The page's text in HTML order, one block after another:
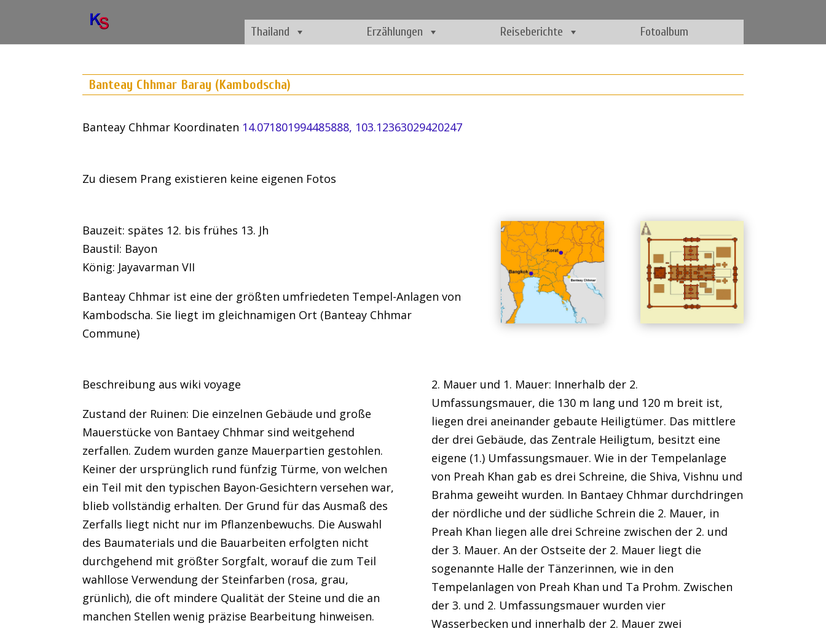
Thailand Erzählungen Reiseberichte Fotoalbum
Banteay Chhmar Baray (Kambodscha)
Banteay Chhmar Koordinaten 14.071801994485888, 103.12363029420247
Zu diesem Prang existieren keine eigenen Fotos
Bauzeit: spätes 12. bis frühes 13. Jh
Baustil: Bayon
König: Jayavarman VII
Banteay Chhmar ist eine der größten umfriedeten Tempel-Anlagen von
Kambodscha. Sie liegt im gleichnamigen Ort (Banteay Chhmar
Commune)
Beschreibung aus wiki voyage
Zustand der Ruinen: Die einzelnen Gebäude und große
Mauerstücke von Bantaey Chhmar sind weitgehend
zerfallen. Zudem wurden ganze Mauerpartien gestohlen.
Keiner der ursprünglich rund fünfzig Türme, von welchen
ein Teil mit den typischen Bayon-Gesichtern versehen war,
blieb vollständig erhalten. Der Grund für das Ausmaß des
Zerfalls liegt nicht nur im Pflanzenbewuchs. Die Auswahl
des Baumaterials und die Bauarbeiten erfolgten nicht
durchgehend mit größter Sorgfalt, worauf die zum Teil
wahllose Verwendung der Steinfarben (rosa, grau,
grünlich), die oft mindere Qualität der Steine und die an
manchen Stellen wenig präzise Bearbeitung hinweisen.
2. Mauer und 1. Mauer: Innerhalb der 2.
Umfassungsmauer, die 130 m lang und 120 m breit ist,
liegen drei aneinander gebaute Heiligtümer. Das mittlere
der drei Gebäude, das Zentrale Heiligtum, besitzt eine
eigene (1.) Umfassungsmauer. Wie in der Tempelanlage
von Preah Khan gab es drei Schreine, die Shiva, Vishnu und
Brahma geweiht wurden. In Bantaey Chhmar durchdringen
der nördliche und der südliche Schrein die 2. Mauer, in
Preah Khan liegen alle drei Schreine zwischen der 2. und
der 3. Mauer. An der Ostseite der 2. Mauer liegt die
sogenannte Halle der Tänzerinnen, wie in den
Tempelanlagen von Preah Khan und Ta Prohm. Zwischen
der 3. und 2. Umfassungsmauer wurden vier
Wasserbecken und innerhalb der 2. Mauer zwei